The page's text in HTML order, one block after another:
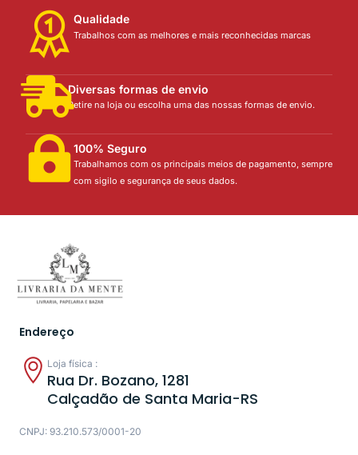
Qualidade
Trabalhos com as melhores e mais reconhecidas marcas
Diversas formas de envio
Retire na loja ou escolha uma das nossas formas de envio.
100% Seguro
Trabalhamos com os principais meios de pagamento, sempre
com sigilo e segurança de seus dados.
Endereço
Loja física :
Rua Dr. Bozano, 1281
Calçadão de Santa Maria-RS
CNPJ: 93.210.573/0001-20